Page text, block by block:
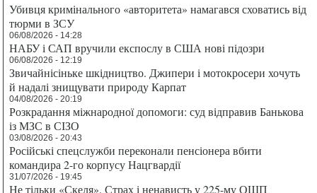
Убивця кримінального «авторитета» намагався сховатись від
тюрми в ЗСУ
06/08/2026 - 14:28
НАБУ і САП вручили експослу в США нові підозри
06/08/2026 - 12:19
Звичайнісіньке шкідництво. Джипери і мотокросери хочуть
й надалі знищувати природу Карпат
04/08/2026 - 20:19
Розкрадання міжнародної допомоги: суд відправив Банькова
із МЗС в СІЗО
03/08/2026 - 20:43
Російські спецслужби переконали пенсіонера вбити
командира 2-го корпусу Нацгвардії
31/07/2026 - 19:45
Не тільки «Скеля». Страх і ненависть у 225-му ОШП